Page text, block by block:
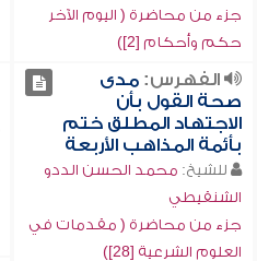
جزء من محاضرة ( اليوم الآخر
حكم وأحكام [2])
الفهرس:مدى
صحة القول بأن
الاجتهاد المطلق ختم
بأئمة المذاهب الأربعة
للشيخ: محمد الحسن الددو
الشنقيطي
جزء من محاضرة ( مقدمات في
العلوم الشرعية [28])